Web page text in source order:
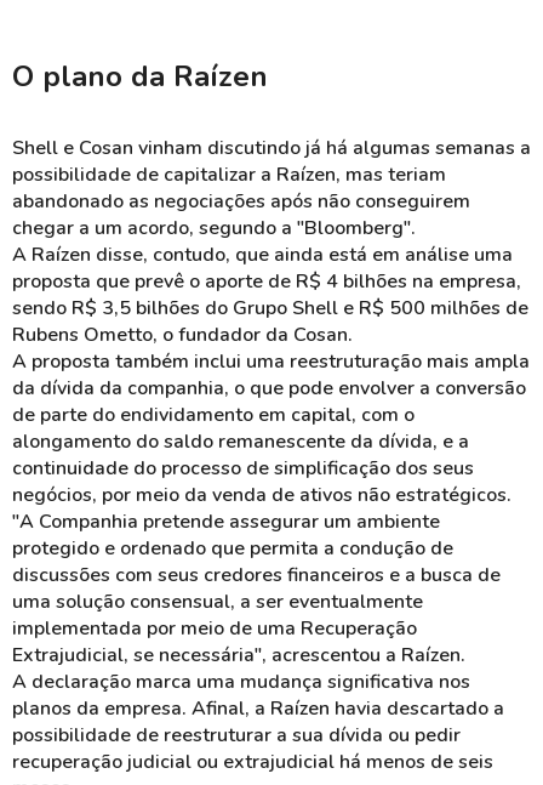
O plano da Raízen
Shell e Cosan vinham discutindo já há algumas semanas a
possibilidade de capitalizar a Raízen, mas teriam
abandonado as negociações após não conseguirem
chegar a um acordo, segundo a "Bloomberg".
A Raízen disse, contudo, que ainda está em análise uma
proposta que prevê o aporte de R$ 4 bilhões na empresa,
sendo R$ 3,5 bilhões do Grupo Shell e R$ 500 milhões de
Rubens Ometto, o fundador da Cosan.
A proposta também inclui uma reestruturação mais ampla
da dívida da companhia, o que pode envolver a conversão
de parte do endividamento em capital, com o
alongamento do saldo remanescente da dívida, e a
continuidade do processo de simplificação dos seus
negócios, por meio da venda de ativos não estratégicos.
"A Companhia pretende assegurar um ambiente
protegido e ordenado que permita a condução de
discussões com seus credores financeiros e a busca de
uma solução consensual, a ser eventualmente
implementada por meio de uma Recuperação
Extrajudicial, se necessária", acrescentou a Raízen.
A declaração marca uma mudança significativa nos
planos da empresa. Afinal, a Raízen havia descartado a
possibilidade de reestruturar a sua dívida ou pedir
recuperação judicial ou extrajudicial há menos de seis